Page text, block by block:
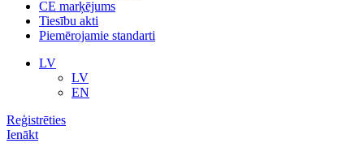
CE marķējums
Tiesību akti
Piemērojamie standarti
LV
LV
EN
Reģistrēties
Ienākt